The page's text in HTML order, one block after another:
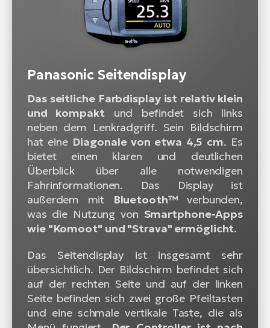
Panasonic Seitendisplay
Das seitliche Farbdisplay ist relativ klein
und kompaktund befindet sich links
neben dem Lenkradgriff. Sein Bildschirm
hat eine Diagonale von etwa 4,5 cm. Es
bietet einen klaren und deutlichen
Überblick über alle notwendigen
Fahrinformationen. Das Display ist
außerdem mit
Bluetooth™ verbunden,
was die Nutzung von Smartphone-Apps
wie "Komoot" und "Strava" ermöglicht.
Das Seitendisplay ist insgesamt sehr
übersichtlich. Der Bildschirm befindet sich
auf der rechten Seite und auf der linken
Seite befinden sich zwei große Pfeiltasten
und eine schmale vertikale Taste, die als